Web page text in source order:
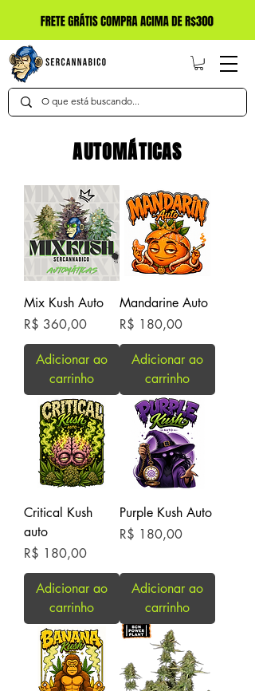
AUTOMÁTICAS
Mix Kush Auto
Preço
R$ 360,00
Adicionar ao
carrinho
Mandarine Auto
Preço
R$ 180,00
Adicionar ao
carrinho
Critical Kush
auto
Preço
R$ 180,00
Adicionar ao
carrinho
Purple Kush Auto
Preço
R$ 180,00
Adicionar ao
carrinho